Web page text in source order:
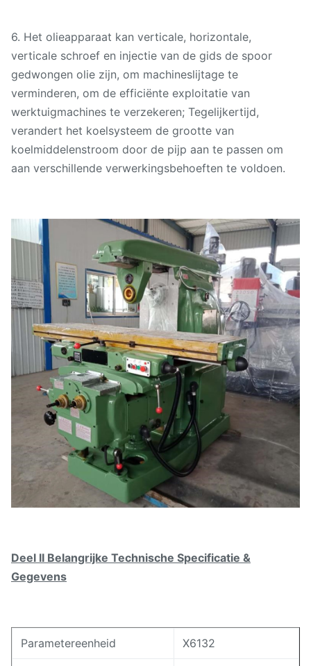
6. Het olieapparaat kan verticale, horizontale,
verticale schroef en injectie van de gids de spoor
gedwongen olie zijn, om machineslijtage te
verminderen, om de efficiënte exploitatie van
werktuigmachines te verzekeren; Tegelijkertijd,
verandert het koelsysteem de grootte van
koelmiddelenstroom door de pijp aan te passen om
aan verschillende verwerkingsbehoeften te voldoen.
Deel II Belangrijke Technische Specificatie &
Gegevens
Parametereenheid X6132